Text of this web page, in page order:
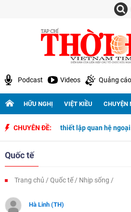
Podcast Videos Quảng cáo
HỮU NGHỊ VIỆT KIỀU CHUYỆN
CHUYÊN ĐỀ:
năm ngày thiết lập quan hệ ngoại giao
Quốc tế
Trang chủ Quốc tế Nhịp sống
Hà Linh (TH)